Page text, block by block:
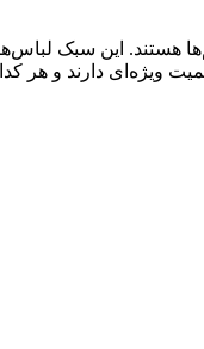
این سبک
ویژه‌ای دارند و هر